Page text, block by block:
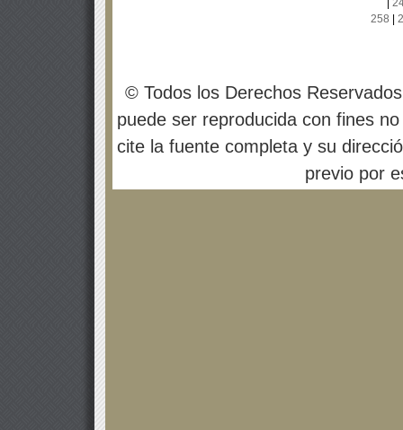
258
© Todos los Derechos
puede ser reproducida con fines
cite la fuente completa y su
previo por